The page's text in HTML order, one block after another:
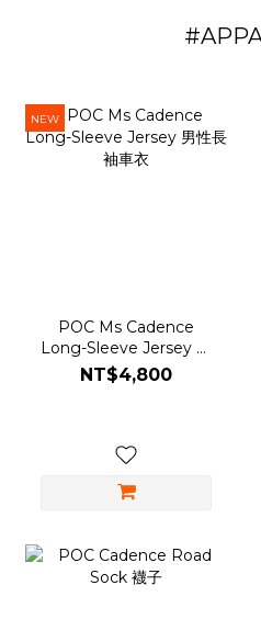
NEW
POC Ms Cadence
Long-Sleeve Jersey 男
性長袖車衣
NT$4,800